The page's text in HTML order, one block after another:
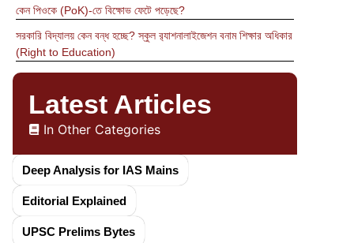
কেন পিওকে (PoK)-তে বিক্ষোভ ফেটে পড়েছে?
সরকারি বিদ্যালয় কেন বন্ধ হচ্ছে? স্কুল র‍্যাশনালাইজেশন বনাম শিক্ষার অধিকার
(Right to Education)
Latest Articles
In Other Categories
Deep Analysis for IAS Mains
Editorial Explained
UPSC Prelims Bytes